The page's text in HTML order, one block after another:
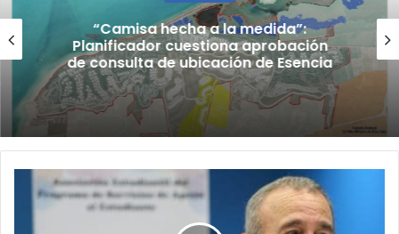
“Camisa hecha a la medida”:
Planificador cuestiona aprobación
de consulta de ubicación de Esencia
Avalan
designación